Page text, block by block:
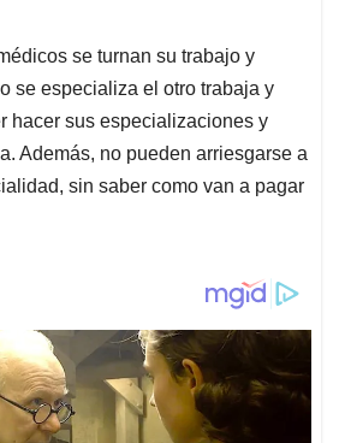
se turnan su trabajo y
se especializa el otro trabaja y
hacer sus especializaciones y
Además, no pueden arriesgarse a
sin saber como van a pagar